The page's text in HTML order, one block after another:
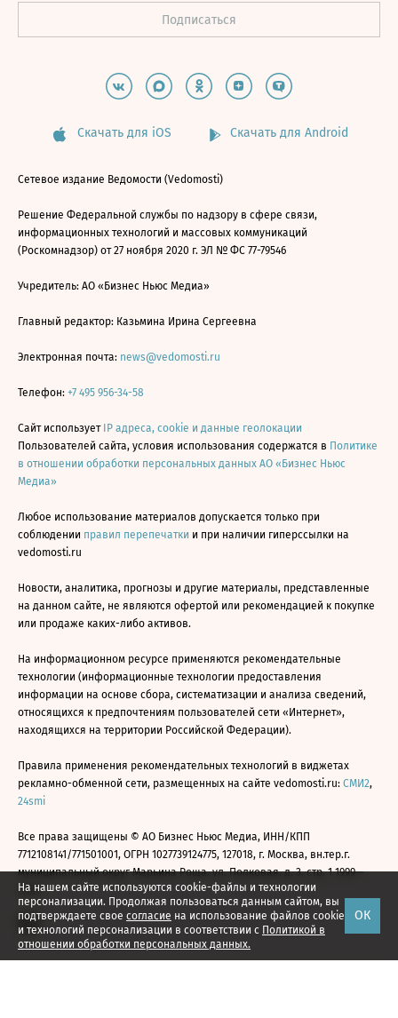
На нашем сайте используются cookie-файлы и технологии
персонализации. Продолжая пользоваться данным сайтом, вы
подтверждаете свое согласие на использование файлов cookie
и технологий персонализации в соответствии с Политикой в
отношении обработки персональных данных.
ОК
Скачать для iOS Скачать для Android
Сетевое издание Ведомости (Vedomosti)
Решение Федеральной службы по надзору в сфере связи,
информационных технологий и массовых коммуникаций
(Роскомнадзор) от 27 ноября 2020 г. ЭЛ № ФС 77-79546
Учредитель: АО «Бизнес Ньюс Медиа»
Главный редактор: Казьмина Ирина Сергеевна
Электронная почта: news@vedomosti.ru
Телефон: +7 495 956-34-58
Сайт использует IP адреса, cookie и данные геолокации
Пользователей сайта, условия использования содержатся в Политике
в отношении обработки персональных данных АО «Бизнес Ньюс
Медиа»
Любое использование материалов допускается только при
соблюдении правил перепечатки и при наличии гиперссылки на
vedomosti.ru
Новости, аналитика, прогнозы и другие материалы, представленные
на данном сайте, не являются офертой или рекомендацией к покупке
или продаже каких-либо активов.
На информационном ресурсе применяются рекомендательные
технологии (информационные технологии предоставления
информации на основе сбора, систематизации и анализа сведений,
относящихся к предпочтениям пользователей сети «Интернет»,
находящихся на территории Российской Федерации).
Правила применения рекомендательных технологий в виджетах
рекламно-обменной сети, размещенных на сайте vedomosti.ru: СМИ2,
24smi
Все права защищены © АО Бизнес Ньюс Медиа, ИНН/КПП
7712108141/771501001, ОГРН 1027739124775, 127018, г. Москва, вн.тер.г.
муниципальный округ Марьина Роща, ул. Полковая, д. 3, стр. 1 1999—
2026